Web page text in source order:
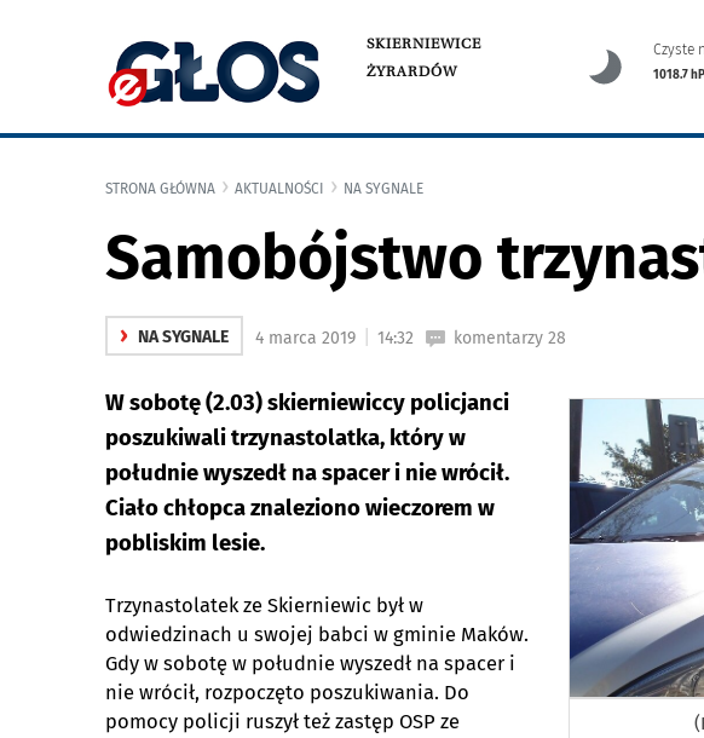
SKIERNIEWICE
ŻYRARDÓW
Czyste
1018.7
STRONA GŁÓWNA AKTUALNOŚCI NA SYGNALE
Samobójstwo
› NA SYGNALE 4 marca 2019 14:32 komentarzy 28
W sobotę (2.03) skierniewiccy policjanci
poszukiwali trzynastolatka, który w
południe wyszedł na spacer i nie wrócił.
Ciało chłopca znaleziono wieczorem w
pobliskim lesie.
Trzynastolatek ze Skierniewic był w
odwiedzinach u swojej babci w gminie Maków.
Gdy w sobotę w południe wyszedł na spacer i
nie wrócił, rozpoczęto poszukiwania. Do
pomocy policji ruszył też zastęp OSP ze